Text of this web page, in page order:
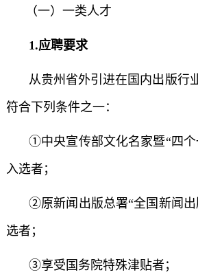
（一）一类人才
1.应聘要求
从贵州省外引进在国内出版行
符合下列条件之一：
①中央宣传部文化名家暨“四个
入选者；
②原新闻出版总署“全国新闻
选者；
③享受国务院特殊津贴者；